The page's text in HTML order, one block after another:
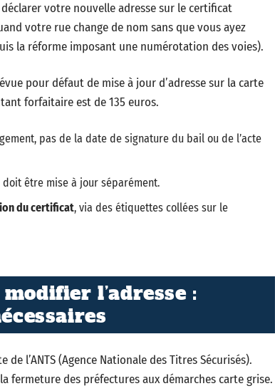
votre nouvelle adresse sur le certificat
votre rue change de nom sans que vous ayez
la réforme imposant une numérotation des voies).
pour défaut de mise à jour d’adresse sur la carte
forfaitaire est de 135 euros.
pas de la date de signature du bail ou de l’acte
être mise à jour séparément.
du certificat, via des étiquettes collées sur le
l’adresse :
l’ANTS (Agence Nationale des Titres Sécurisés).
fermeture des préfectures aux démarches carte grise.